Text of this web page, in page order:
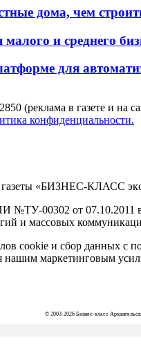
дома, чем
и среднего
для
(реклама в газете и на
конфиденциальности.
«БИЗНЕС-КЛАСС
№ТУ-00302 от 07.10.2011
и массовых
cookie и сбор данных с
нашим маркетинговым
© 2003-2026 Бизнес-класс